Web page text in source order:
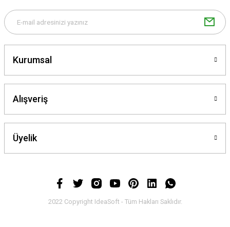
Gönder
Kurumsal
Alışveriş
Üyelik
2022 Copyright IdeaSoft - Tüm Hakları Saklıdır.